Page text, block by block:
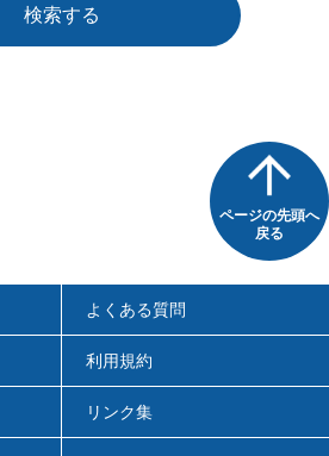
検索する
ページの先頭へ
戻る
よくある質問
利用規約
リンク集